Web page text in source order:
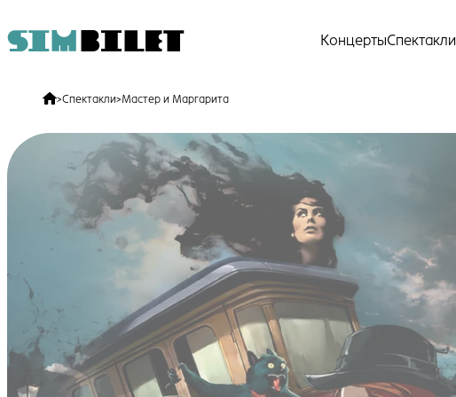
КонцертыСпектакли
>Спектакли>Мастер и Маргарита